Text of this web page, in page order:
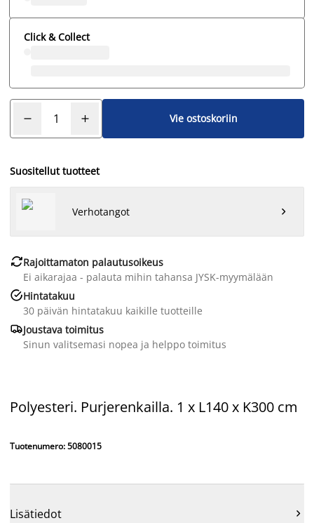
Click & Collect
Vie ostoskoriin
Suositellut tuotteet
Verhotangot 
Rajoittamaton palautusoikeus
Ei aikarajaa - palauta mihin tahansa JYSK-myymälään
Hintatakuu
30 päivän hintatakuu kaikille tuotteille
Joustava toimitus
Sinun valitsemasi nopea ja helppo toimitus
Polyesteri. Purjerenkailla. 1 x L140 x K300 cm
Tuotenumero: 5080015
Lisätiedot 